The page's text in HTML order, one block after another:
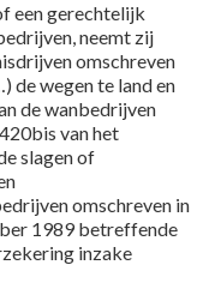
een gerechtelijk
neemt zij
omschreven
de wegen te land en
de wanbedrijven
van het
slagen of
omschreven in
1989 betreffende
inzake